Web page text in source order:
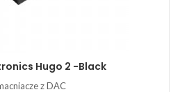
Hugo 2 -black
z DAC